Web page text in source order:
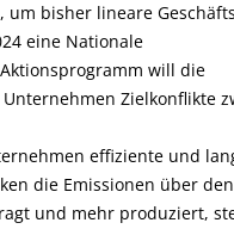
bisher lineare
eine Nationale
will die
Zielkonflikte
effiziente und
die Emissionen über den
und mehr produziert,